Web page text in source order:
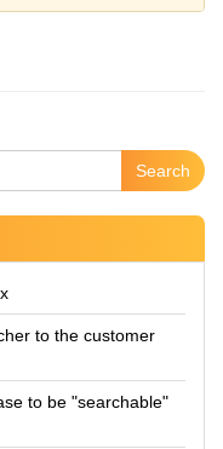
to the customer
to be "searchable"